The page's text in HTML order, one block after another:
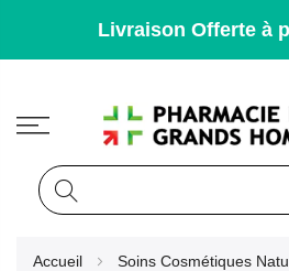
Livraison Offerte à
Accueil Soins Cosmétiques